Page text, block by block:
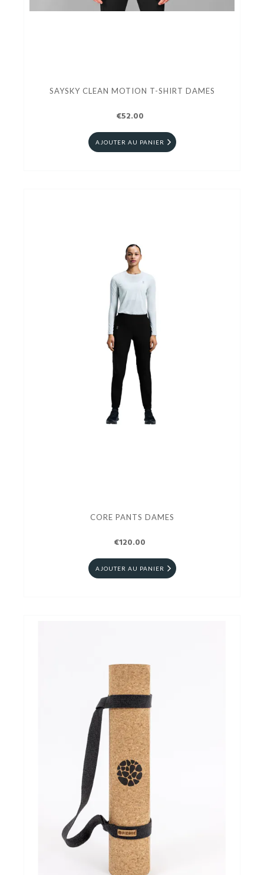
SAYSKY CLEAN MOTION T-SHIRT DAMES
€52.00
AJOUTER AU PANIER
CORE PANTS DAMES
€120.00
AJOUTER AU PANIER